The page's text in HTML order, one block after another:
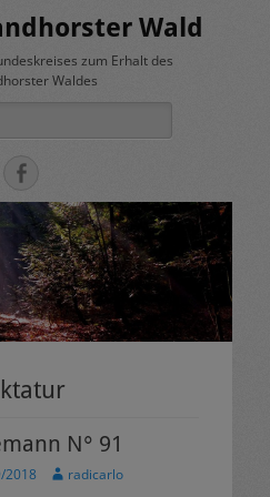
Wald
zum Erhalt des
Waldes
Facebook
N° 91
2018 Autorradicarlo